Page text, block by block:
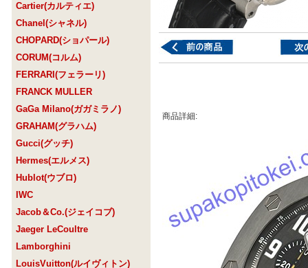
Cartier(カルティエ)
Chanel(シャネル)
CHOPARD(ショパール)
CORUM(コルム)
FERRARI(フェラーリ)
FRANCK MULLER
GaGa Milano(ガガミラノ)
GRAHAM(グラハム)
Gucci(グッチ)
Hermes(エルメス)
Hublot(ウブロ)
IWC
Jacob＆Co.(ジェイコブ)
Jaeger LeCoultre
Lamborghini
LouisVuitton(ルイヴィトン)
商品詳細: